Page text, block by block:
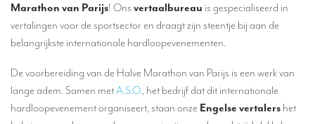
Vertalers voor de toeristische sector
Vertalers voor de gastronomische en wijnsector
Hoeveel kost een vertaling?
OVER COLINGUA
Marathon van Parijs! Ons vertaalbureau is gespecialiseerd in
vertalingen voor de sportsector en draagt zijn steentje bij aan de
belangrijkste internationale hardloopevenementen.
De voorbereiding van de Halve Marathon van Parijs is een werk van
lange adem. Samen metA.S.O., het bedrijf dat dit internationale
hardloopevenement organiseert, staan onze Engelse vertalers het